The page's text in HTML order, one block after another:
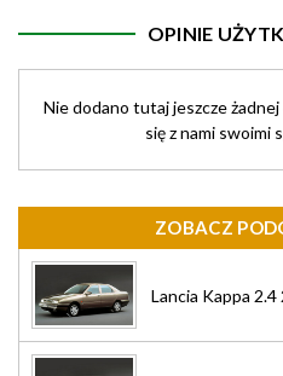
OPINIE
Nie dodano tutaj jeszcze
się z nami swoimi
ZOBACZ
Lancia Kappa